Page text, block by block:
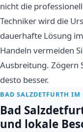
nicht die
Techniker wird die
dauerhafte Lösung
Handeln vermeiden
Ausbreitung. Zögern
desto besser.
BAD SALZDETFURTH IM
Bad
und lokale